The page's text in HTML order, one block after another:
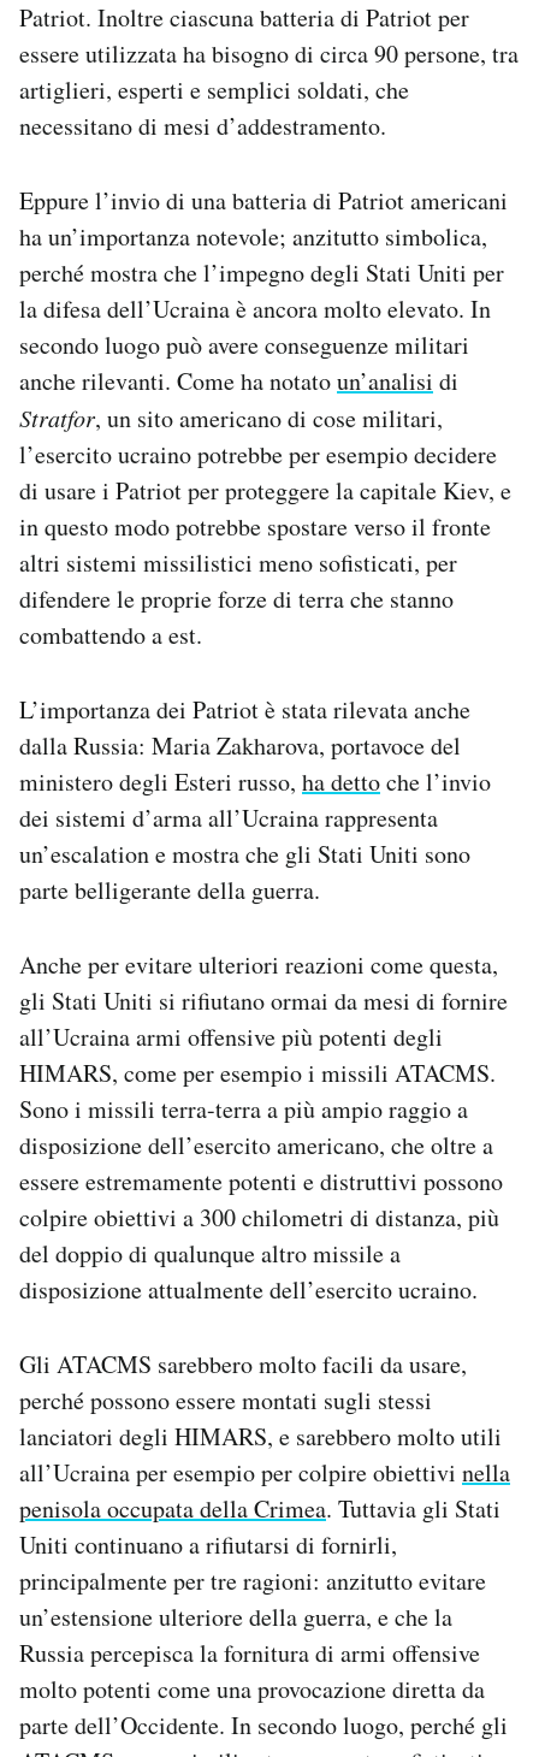
Patriot. Inoltre ciascuna batteria di Patriot per
essere utilizzata ha bisogno di circa 90 persone, tra
artiglieri, esperti e semplici soldati, che
necessitano di mesi d’addestramento.
Eppure l’invio di una batteria di Patriot americani
ha un’importanza notevole; anzitutto simbolica,
perché mostra che l’impegno degli Stati Uniti per
la difesa dell’Ucraina è ancora molto elevato. In
secondo luogo può avere conseguenze militari
anche rilevanti. Come ha notatoun’analisi di
Stratfor, un sito americano di cose militari,
l’esercito ucraino potrebbe per esempio decidere
di usare i Patriot per proteggere la capitale Kiev, e
in questo modo potrebbe spostare verso il fronte
altri sistemi missilistici meno sofisticati, per
difendere le proprie forze di terra che stanno
combattendo a est.
L’importanza dei Patriot è stata rilevata anche
dalla Russia: Maria Zakharova, portavoce del
ministero degli Esteri russo, ha dettoche l’invio
dei sistemi d’arma all’Ucraina rappresenta
un’escalation e mostra che gli Stati Uniti sono
parte belligerante della guerra.
Anche per evitare ulteriori reazioni come questa,
gli Stati Uniti si rifiutano ormai da mesi di fornire
all’Ucraina armi offensive più potenti degli
HIMARS, come per esempio i missili ATACMS.
Sono i missili terra-terra a più ampio raggio a
disposizione dell’esercito americano, che oltre a
essere estremamente potenti e distruttivi possono
colpire obiettivi a 300 chilometri di distanza, più
del doppio di qualunque altro missile a
disposizione attualmente dell’esercito ucraino.
Gli ATACMS sarebbero molto facili da usare,
perché possono essere montati sugli stessi
lanciatori degli HIMARS, e sarebbero molto utili
all’Ucraina per esempio per colpire obiettivi nella
penisola occupata della Crimea. Tuttavia gli Stati
Uniti continuano a rifiutarsi di fornirli,
principalmente per tre ragioni: anzitutto evitare
un’estensione ulteriore della guerra, e che la
Russia percepisca la fornitura di armi offensive
molto potenti come una provocazione diretta da
parte dell’Occidente. In secondo luogo, perché gli